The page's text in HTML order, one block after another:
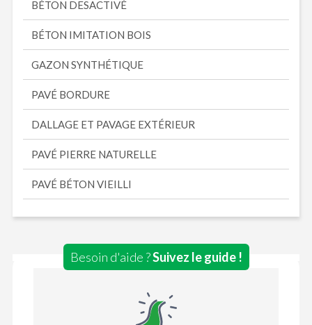
BÉTON DESACTIVÉ
BÉTON IMITATION BOIS
GAZON SYNTHÉTIQUE
PAVÉ BORDURE
DALLAGE ET PAVAGE EXTÉRIEUR
PAVÉ PIERRE NATURELLE
PAVÉ BÉTON VIEILLI
Besoin d'aide ?Suivez le guide !